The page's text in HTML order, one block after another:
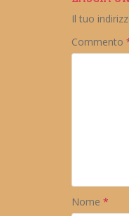
Il tuo
Commento
Nome *